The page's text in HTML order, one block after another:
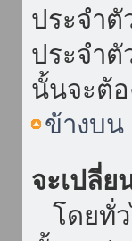
ประจำ
ประจำตั
นั้นจะต้
ข้างบน
จะเปลี่ย
โดยทั่